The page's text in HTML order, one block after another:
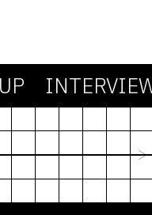
。
の対
2024.03.13
機能不全のシ
林篤志｜
paramita